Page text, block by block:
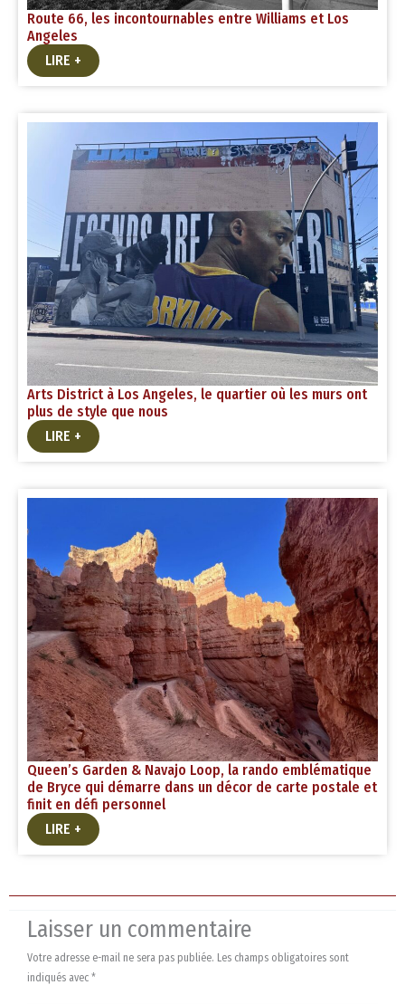
Route 66, les incontournables entre Williams et Los
Angeles
LIRE +
Arts District à Los Angeles, le quartier où les murs ont
plus de style que nous
LIRE +
Queen’s Garden & Navajo Loop, la rando emblématique
de Bryce qui démarre dans un décor de carte postale et
finit en défi personnel
LIRE +
Laisser un commentaire
Votre adresse e-mail ne sera pas publiée. Les champs obligatoires sont
indiqués avec *